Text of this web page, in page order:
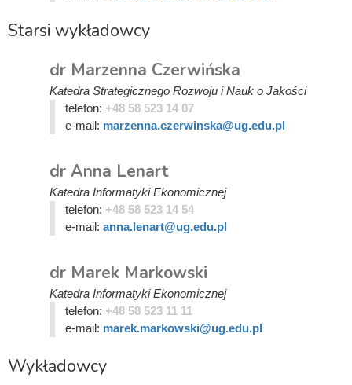
Starsi wykładowcy
dr Marzenna Czerwińska
Katedra Strategicznego Rozwoju i Nauk o Jakości
telefon: +48 58 523 14 07
e-mail: marzenna.czerwinska@ug.edu.pl
dr Anna Lenart
Katedra Informatyki Ekonomicznej
telefon: +48 58 523 14 54
e-mail: anna.lenart@ug.edu.pl
dr Marek Markowski
Katedra Informatyki Ekonomicznej
telefon: +48 58 523 11 11
e-mail: marek.markowski@ug.edu.pl
Wykładowcy